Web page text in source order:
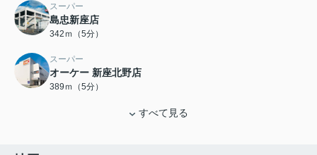
スーパー
島忠新座店
342ｍ（5分）
スーパー
オーケー 新座北野店
389ｍ（5分）
すべて見る